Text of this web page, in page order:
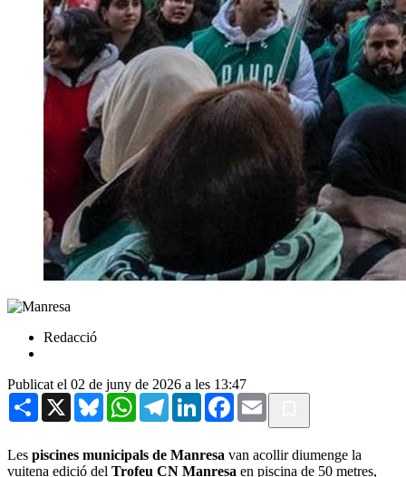
Redacció
Publicat el 02 de juny de 2026 a les 13:47
Share X BlueskyWhatsAppTelegramLinkedInFacebook
Email
Les piscines municipals de Manresa van acollir diumenge la
vuitena edició del Trofeu CN Manresa en piscina de 50 metres,